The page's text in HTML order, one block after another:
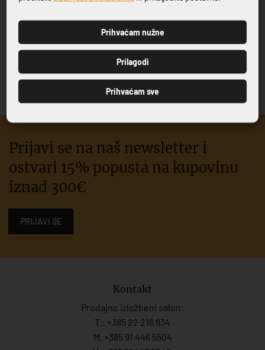
FINGERFOOD PIKALICE
BASKETBALL 100/1
9,85 €
DRVENA VILICA 100/1
3,80 €
Prijavi se na naš newsletter i
ostvari 15% popusta na kupovinu
iznad 300€
PRIJAVI SE
Kontakt
Prodajno izložbeni salon:
T.: +385 22 216 634
M. +385 91 446 5504
PRIJAVI SE
Prihvaćam nužne
Prilagodi
Prihvaćam sve